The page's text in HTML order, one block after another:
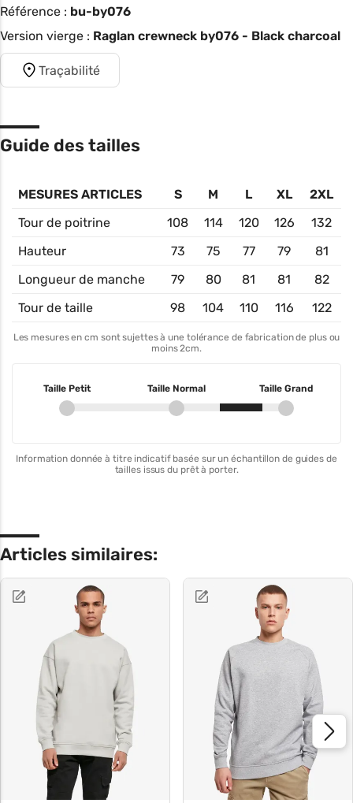
Référence : bu-by076
Version vierge : Raglan crewneck by076 - Black charcoal
Traçabilité
Guide des tailles
MESURES ARTICLES S M L XL
2XL
Tour de poitrine
108 114 120 126
132
Hauteur
73 75 77 79
81
Longueur de manche
79 80 81 81
82
Tour de taille
98 104 110 116 122
Les mesures en cm sont sujettes à une tolérance de fabrication de plus ou
moins 2cm.
Taille Petit Taille Normal Taille Grand
Information donnée à titre indicatif basée sur un échantillon de guides de
tailles issus du prêt à porter.
Articles similaires: